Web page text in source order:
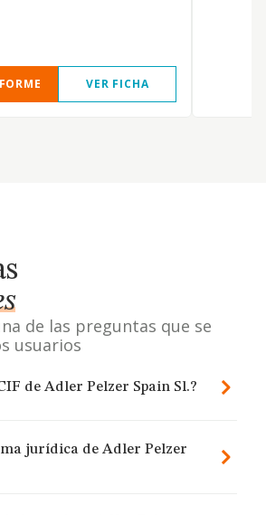
VER FICHA
de las preguntas que se
usuarios
de Adler Pelzer Spain Sl.?
jurídica de Adler Pelzer